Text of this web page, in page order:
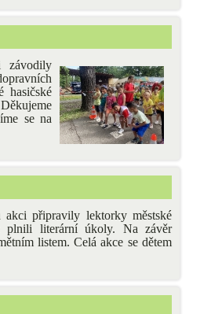
závodily
hasičské
se na
připravily lektorky městské
plnili literární úkoly. Na závěr
listem. Celá akce se dětem